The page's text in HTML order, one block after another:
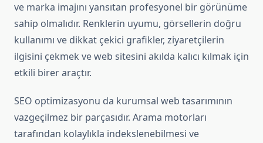
ve marka imajını yansıtan profesyonel bir görünüme
sahip olmalıdır. Renklerin uyumu, görsellerin doğru
kullanımı ve dikkat çekici grafikler, ziyaretçilerin
ilgisini çekmek ve web sitesini akılda kalıcı kılmak için
etkili birer araçtır.
SEO optimizasyonu da kurumsal web tasarımının
vazgeçilmez bir parçasıdır. Arama motorları
tarafından kolaylıkla indekslenebilmesi ve